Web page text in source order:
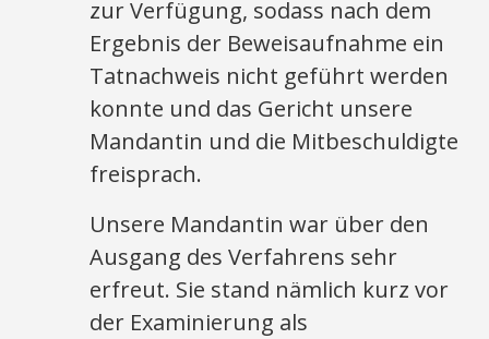
zur Verfügung, sodass nach dem
Ergebnis der Beweisaufnahme ein
Tatnachweis nicht geführt werden
konnte und das Gericht unsere
Mandantin und die Mitbeschuldigte
freisprach.
Unsere Mandantin war über den
Ausgang des Verfahrens sehr
erfreut. Sie stand nämlich kurz vor
der Examinierung als